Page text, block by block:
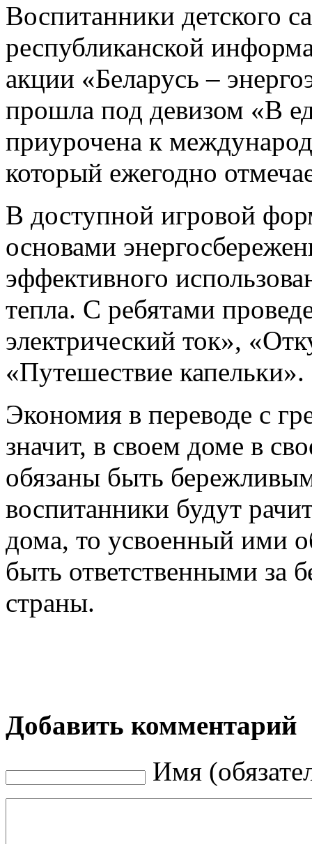
Воспитанники детского
республиканской
акции «Беларусь –
прошла под девизом «В
приурочена к
который ежегодно
В доступной игровой
основами
эффективного
тепла. С ребятами
электрический ток»,
«Путешествие капельки».
Экономия в переводе с
значит, в своем доме в
обязаны быть
воспитанники будут
дома, то усвоенный ими
быть ответственными за
страны.
Добавить комментарий
Имя